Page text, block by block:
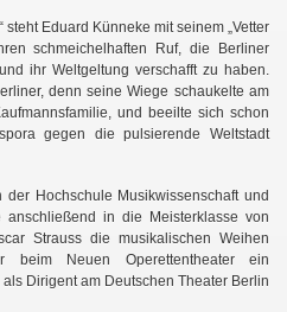
Eduard Künneke mit seinem „Vetter
schmeichelhaften Ruf, die Berliner
ihr Weltgeltung verschafft zu haben.
denn seine Wiege schaukelte am
und beeilte sich schon
gegen die pulsierende Weltstadt
Hochschule Musikwissenschaft und
anschließend in die Meisterklasse von
Strauss die musikalischen Weihen
Neuen Operettentheater ein
Dirigent am Deutschen Theater Berlin